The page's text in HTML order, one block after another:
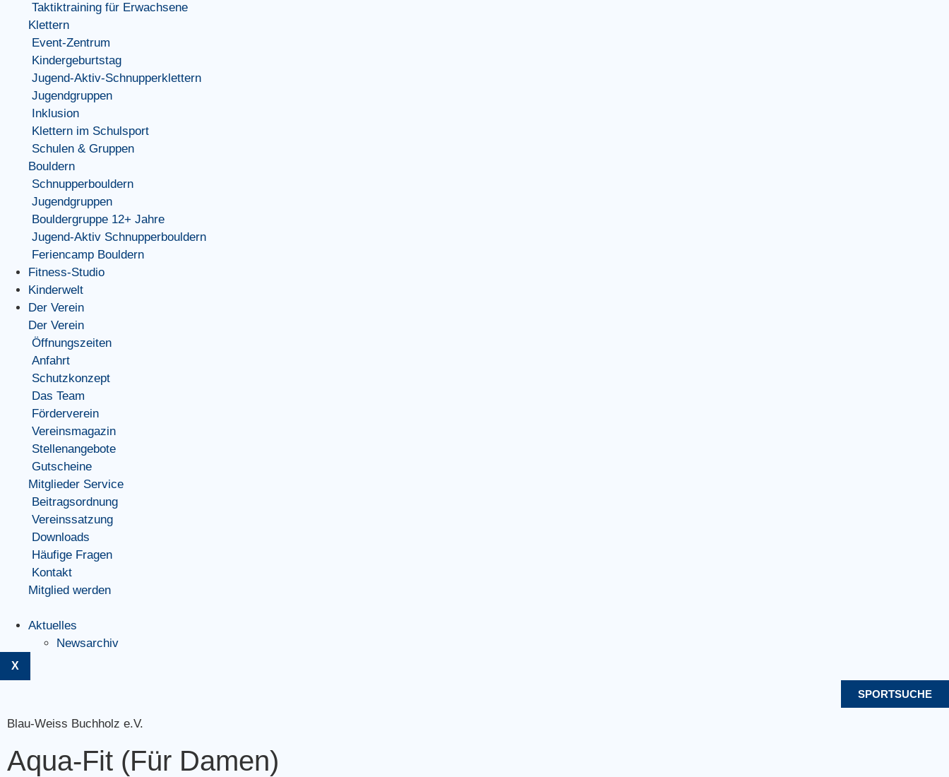
Taktiktraining für Erwachsene
Klettern
Event-Zentrum
Kindergeburtstag
Jugend-Aktiv-Schnupperklettern
Jugendgruppen
Inklusion
Klettern im Schulsport
Schulen & Gruppen
Bouldern
Schnupperbouldern
Jugendgruppen
Bouldergruppe 12+ Jahre
Jugend-Aktiv Schnupperbouldern
Feriencamp Bouldern
Fitness-Studio
Kinderwelt
Der Verein
Der Verein
Öffnungszeiten
Anfahrt
Schutzkonzept
Das Team
Förderverein
Vereinsmagazin
Stellenangebote
Gutscheine
Mitglieder Service
Beitragsordnung
Vereinssatzung
Downloads
Häufige Fragen
Kontakt
Mitglied werden
Aktuelles
Newsarchiv
X
SPORTSUCHE
Blau-Weiss Buchholz e.V.
Aqua-Fit (Für Damen)